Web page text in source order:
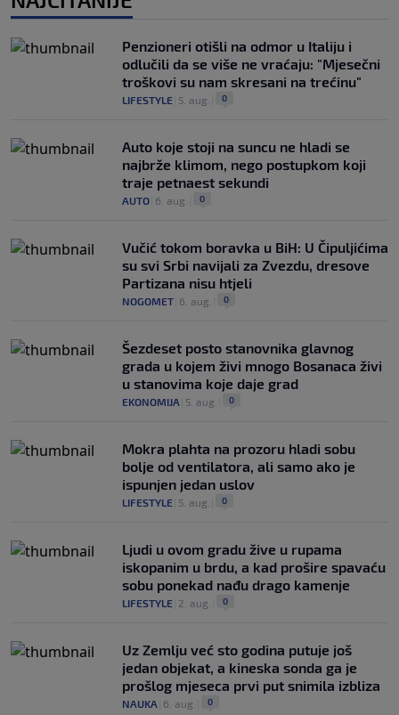
Penzioneri otišli na odmor u Italiju i
odlučili da se više ne vraćaju: "Mjesečni
troškovi su nam skresani na trećinu"
LIFESTYLE 5. aug. 0
Auto koje stoji na suncu ne hladi se
najbrže klimom, nego postupkom koji
traje petnaest sekundi
AUTO 6. aug. 0
Vučić tokom boravka u BiH: U Čipuljićima
su svi Srbi navijali za Zvezdu, dresove
Partizana nisu htjeli
NOGOMET 6. aug. 0
Šezdeset posto stanovnika glavnog
grada u kojem živi mnogo Bosanaca živi
u stanovima koje daje grad
EKONOMIJA 5. aug. 0
Mokra plahta na prozoru hladi sobu
bolje od ventilatora, ali samo ako je
ispunjen jedan uslov
LIFESTYLE 5. aug. 0
Ljudi u ovom gradu žive u rupama
iskopanim u brdu, a kad prošire spavaću
sobu ponekad nađu drago kamenje
LIFESTYLE 2. aug. 0
Uz Zemlju već sto godina putuje još
jedan objekat, a kineska sonda ga je
prošlog mjeseca prvi put snimila izbliza
NAUKA 6. aug. 0